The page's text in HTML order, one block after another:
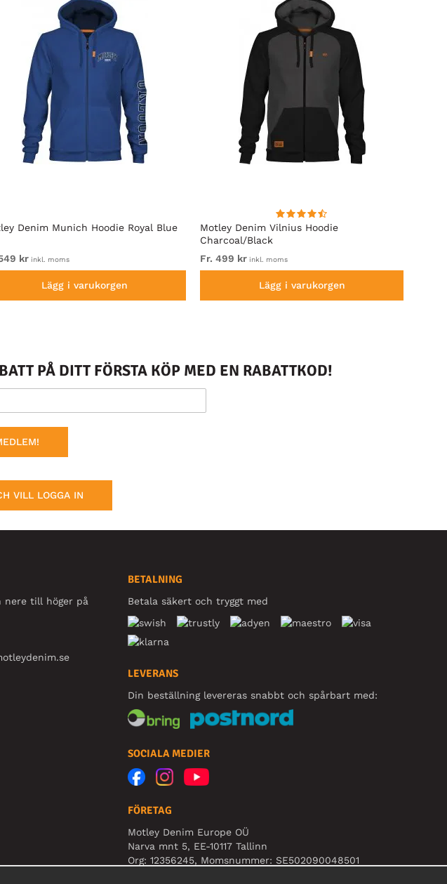
Denim Munich Hoodie Royal Blue
kr inkl. moms
Lägg i varukorgen
Motley Denim Vilnius Hoodie
Charcoal/Black
Fr. 499 kr inkl. moms
Lägg i varukorgen
PÅ DITT FÖRSTA KÖP MED EN RABATTKOD!
VILL LOGGA IN
nere till höger på
BETALNING
Betala säkert och tryggt med
LEVERANS
Din beställning levereras snabbt och spårbart med:
SOCIALA MEDIER
FÖRETAG
Motley Denim Europe OÜ
Narva mnt 5, EE-10117 Tallinn
Org: 12356245, Momsnummer: SE502090048501